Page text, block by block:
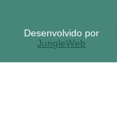
Desenvolvido por
JungleWeb